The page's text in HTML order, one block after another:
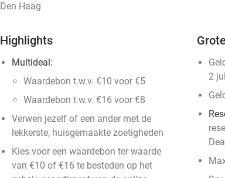
Den Haag
Highlights
Multideal:
Waardebon t.w.v. €10 voor €5
Waardebon t.w.v. €16 voor €8
Verwen jezelf of een ander met de
lekkerste, huisgemaakte zoetigheden
Kies voor een waardebon ter waarde
van €10 of €16 te besteden op het
2